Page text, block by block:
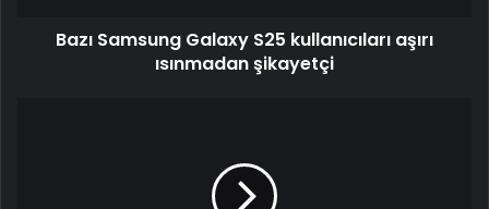
Bazı Samsung Galaxy S25 kullanıcıları aşırı
ısınmadan şikayetçi